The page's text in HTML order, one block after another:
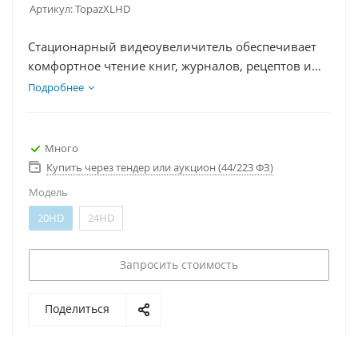
Артикул:TopazXLHD
Стационарный видеоувеличитель обеспечивает
комфортное чтение книг, журналов, рецептов и
возможность рассмотреть мелкие детали
большой передвижной столик для чтения,
выбрать нужный уровень увеличения и цвета,
отображаться в увеличенном виде на экране
Подробнее
Много
Купить через тендер или аукцион (44/223 ФЗ)
Модель
20HD
24HD
Запросить стоимость
Поделиться